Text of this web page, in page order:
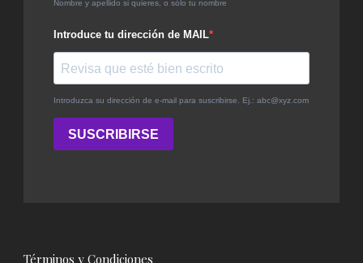
Términos y Condiciones